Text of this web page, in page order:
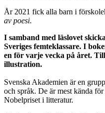
År 2021 fick alla barn i
av poesi.
I samband med läslovet
Sveriges femteklassare. I
en för varje vecka på året.
illustration.
Svenska Akademien är en
och språk. De är mest kända
Nobelpriset i litteratur.